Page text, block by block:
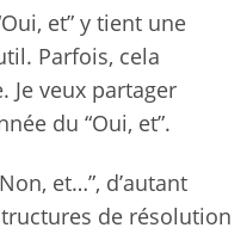
et” y tient une
Parfois, cela
Je veux partager
du “Oui, et”.
et…”, d’autant
de résolution